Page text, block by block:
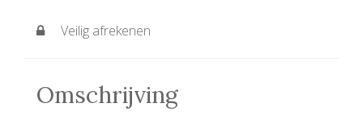
Veilig afrekenen
Omschrijving